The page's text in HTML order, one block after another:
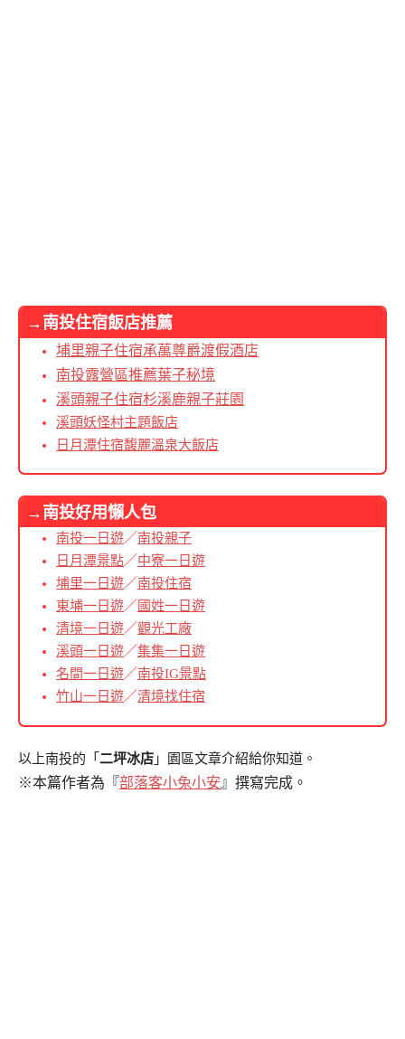
→南投住宿飯店推薦
埔里親子住宿承萬尊爵渡假酒店
南投露營區推薦葉子秘境
溪頭親子住宿杉溪鹿親子莊園
溪頭妖怪村主題飯店
日月潭住宿馥麗溫泉大飯店
→南投好用懶人包
南投一日遊／南投親子
日月潭景點／中寮一日遊
埔里一日遊／南投住宿
東埔一日遊／ 國姓一日遊
清境一日遊／觀光工廠
溪頭一日遊／集集一日遊
名間一日遊／南投IG景點
竹山一日遊／清境找住宿
以上南投的「 二坪冰店 」園區文章介紹給你知道。
※本篇作者為『部落客小兔小安 』撰寫完成。